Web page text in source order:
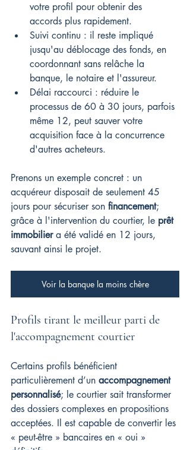
votre profil pour obtenir des
accords plus rapidement.
Suivi continu : il reste impliqué
jusqu'au déblocage des fonds, en
coordonnant sans relâche la
banque, le notaire et l'assureur.
Délai raccourci : réduire le
processus de 60 à 30 jours, parfois
même 12, peut sauver votre
acquisition face à la concurrence
d'autres acheteurs.
Prenons un exemple concret : un
acquéreur disposait de seulement 45
jours pour sécuriser son financement;
grâce à l'intervention du courtier, le prêt
immobilier a été validé en 12 jours,
sauvant ainsi le projet.
Voir la banque la moins chère
Profils tirant le meilleur parti de
l'accompagnement courtier
Certains profils bénéficient
particulièrement d’un accompagnement
personnalisé; le courtier sait transformer
des dossiers complexes en propositions
acceptées. Il est capable de convertir les
« peut-être » bancaires en « oui »